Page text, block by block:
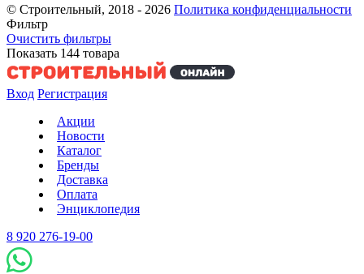
© Строительный, 2018 - 2026 Политика конфиденциальности
Фильтр
Очистить фильтры
Показать 144 товара
Вход Регистрация
Акции
Новости
Каталог
Бренды
Доставка
Оплата
Энциклопедия
8 920 276-19-00